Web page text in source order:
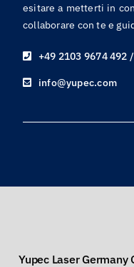
esitare a metterti in
collaborare con te e
+49 2103 9674 492
info@yupec.com
Yupec Laser Germany